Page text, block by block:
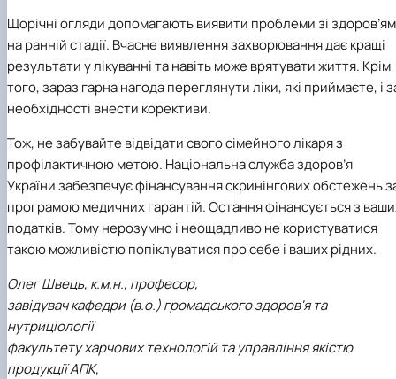
Щорічні огляди допомагають виявити проблеми зі здоров’ям
на ранній стадії. Вчасне виявлення захворювання дає кращі
результати у лікуванні та навіть може врятувати життя. Крім
того, зараз гарна нагода переглянути ліки, які приймаєте, і
необхідності внести корективи.
Тож, не забувайте відвідати свого сімейного лікаря з
профілактичною метою. Національна служба здоров’я
України забезпечує фінансування скринінгових обстежень
програмою медичних гарантій. Остання фінансується з
податків. Тому нерозумно і неощадливо не користуватися
такою можливістю попіклуватися про себе і ваших рідних.
Олег Швець, к.м.н., професор,
завідувач кафедри (в.о.) громадського здоров'я та
нутриціології
факультету харчових технологій та управління якістю
продукції АПК,